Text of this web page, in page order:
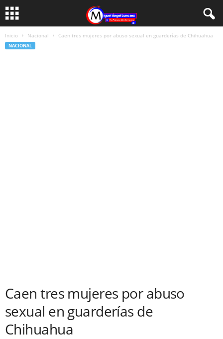
Inicio Nacional Caen tres mujeres por abuso sexual en guarderías de Chihuahua
NACIONAL
Caen tres mujeres por abuso
sexual en guarderías de
Chihuahua